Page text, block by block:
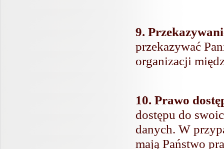
9.
przekazywać
organizacji
10. Prawo
dostępu do
danych. W
mają Państwo